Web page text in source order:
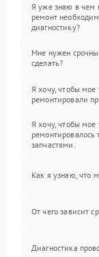
Я уже знаю в чем
ремонт
диагностику?
Мне нужен
сделать?
Я хочу, чтобы мое
ремонтировали
Я хочу, чтобы мое
ремонтировалось
запчастями.
Как я узнаю, что
От чего зависит
Диагностика